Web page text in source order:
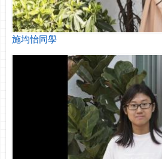
施均怡同學